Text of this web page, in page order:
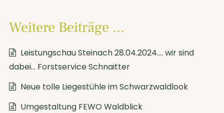
Weitere Beiträge ...
Leistungschau Steinach 28.04.2024.... wir sind
dabei... Forstservice Schnaitter
Neue tolle Liegestühle im Schwarzwaldlook
Umgestaltung FEWO Waldblick